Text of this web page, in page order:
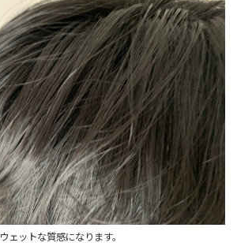
ウェットな質感になります。